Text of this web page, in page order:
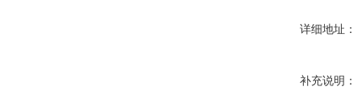
详细地址：
补充说明：